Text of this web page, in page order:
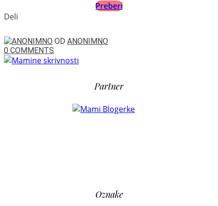
Preberi
Deli
OD ANONIMNO
0 COMMENTS
Partner
Oznake